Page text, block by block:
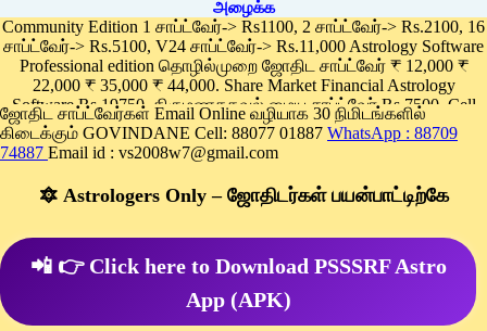
Community Edition 1 சாப்ட்வேர்-> Rs1100, 2 சாப்ட்வேர்-> Rs.2100, 16
சாப்ட்வேர்-> Rs.5100, V24 சாப்ட்வேர்-> Rs.11,000 Astrology Software
Professional edition தொழில்முறை ஜோதிட சாப்ட்வேர் ₹ 12,000 ₹
22,000 ₹ 35,000 ₹ 44,000. Share Market Financial Astrology
Software Rs.19750, திருமணதகவல் மைய சாப்ட்வேர் Rs.7500, Cell
Phone App Rs. 1100
Pay online
ஜோதிட சாப்ட்வேர்கள் Email Online வழியாக 30 நிமிடங்களில்
கிடைக்கும் GOVINDANE Cell: 88077 01887 WhatsApp : 88709
74887 Email id : vs2008w7@gmail.com
🔯 Astrologers Only – ஜோதிடர்கள் பயன்பாட்டிற்கே
📲 👉 Click here to Download PSSSRF Astro
App (APK)